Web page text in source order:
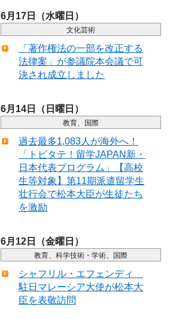
6月17日（水曜日）
文化芸術
「著作権法の一部を改正する
法律案」が参議院本会議で可
決され成立しました
6月14日（日曜日）
教育、国際
過去最多1,083人が海外へ！
「トビタテ！留学JAPAN新・
日本代表プログラム」【高校
生等対象】第11期派遣留学生
壮行会で松本大臣が生徒たち
を激励
6月12日（金曜日）
教育、科学技術・学術、国際
シャフリル・エフェンディ
駐日マレーシア大使が松本大
臣を表敬訪問